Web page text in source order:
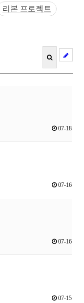
리본 프로젝트
07-18
07-16
07-16
07-15